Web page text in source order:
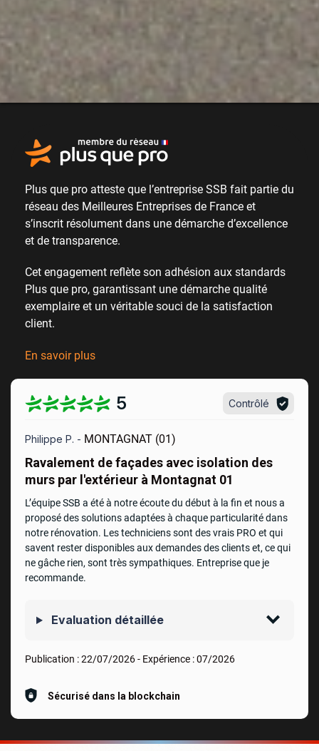
Plus que pro atteste que l’entreprise SSB fait partie du
réseau des Meilleures Entreprises de France et
s’inscrit résolument dans une démarche d’excellence
et de transparence.
Cet engagement reflète son adhésion aux standards
Plus que pro, garantissant une démarche qualité
exemplaire et un véritable souci de la satisfaction
client.
En savoir plus
5 Contrôlé
Philippe P. - MONTAGNAT (01)
Ravalement de façades avec isolation des
murs par l'extérieur à Montagnat 01
L’équipe SSB a été à notre écoute du début à la fin et nous a
proposé des solutions adaptées à chaque particularité dans
notre rénovation. Les techniciens sont des vrais PRO et qui
savent rester disponibles aux demandes des clients et, ce qui
ne gâche rien, sont très sympathiques. Entreprise que je
recommande.
Evaluation détaillée
Publication :22/07/2026- Expérience :07/2026
Sécurisé dans la blockchain